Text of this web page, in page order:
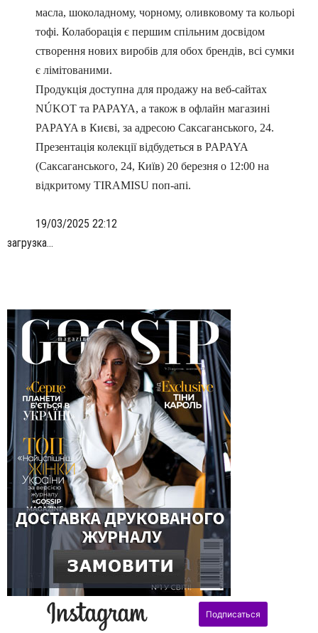
масла, шоколадному, чорному, оливковому та кольорі
тофі. Колаборація є першим спільним досвідом
створення нових виробів для обох брендів, всі сумки
є лімітованими.
Продукція доступна для продажу на веб-сайтах
NÚKOT та PAPAYA, а також в офлайн магазині
PAPAYA в Києві, за адресою Саксаганського, 24.
Презентація колекції відбудеться в PAPAYA
(Саксаганського, 24, Київ) 20 березня о 12:00 на
відкритому TIRAMISU поп-апі.
19/03/2025 22:12
загрузка...